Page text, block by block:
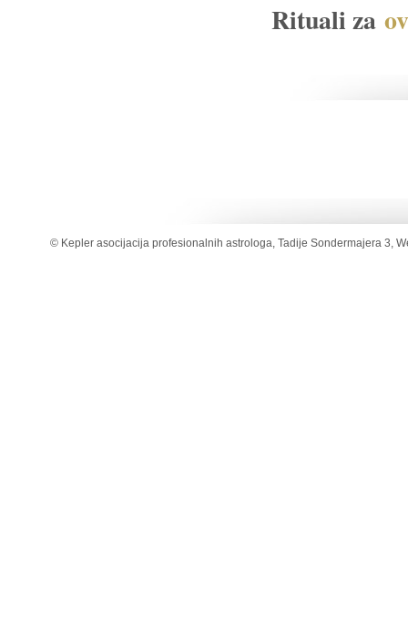
Rituali za
© Kepler asocijacija profesionalnih astrologa, Tadije Sondermajera 3,